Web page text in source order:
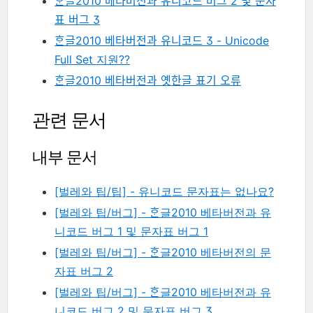
표 버그 3
ᄒᆞᆫ글2010 베타버전과 유니코드 3 - Unicode
Full Set 지원??
ᄒᆞᆫ글2010 베타버전과 옛한글 표기 오류
관련 문서
내부 문서
[벌레와 팁/팁] - 유니코드 문자표는 없나요?
[벌레와 팁/버그] - ᄒᆞᆫ글2010 베타버전과 유
니코드 버그 1 및 문자표 버그 1
[벌레와 팁/버그] - ᄒᆞᆫ글2010 베타버전의 문
자표 버그 2
[벌레와 팁/버그] - ᄒᆞᆫ글2010 베타버전과 유